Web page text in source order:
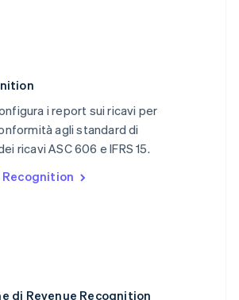
i report sui ricavi per
agli standard di
ricavi ASC 606 e IFRS 15.
Recognition
di Revenue Recognition